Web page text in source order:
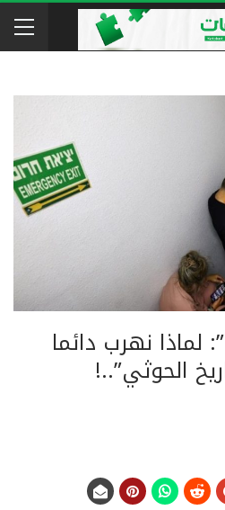
لماذا نهرب دائما
الحوثي”..!